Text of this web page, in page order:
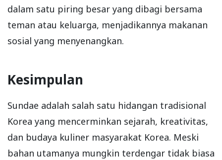
dalam satu piring besar yang dibagi bersama
teman atau keluarga, menjadikannya makanan
sosial yang menyenangkan.
Kesimpulan
Sundae adalah salah satu hidangan tradisional
Korea yang mencerminkan sejarah, kreativitas,
dan budaya kuliner masyarakat Korea. Meski
bahan utamanya mungkin terdengar tidak biasa